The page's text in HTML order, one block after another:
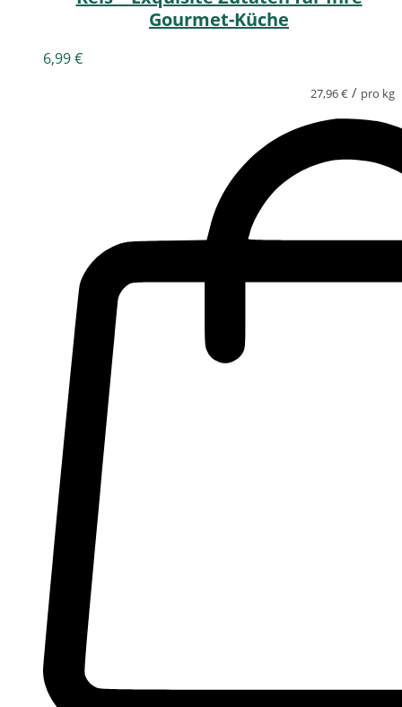
Gourmet-Küche
6,99€
27,96€ / pro kg